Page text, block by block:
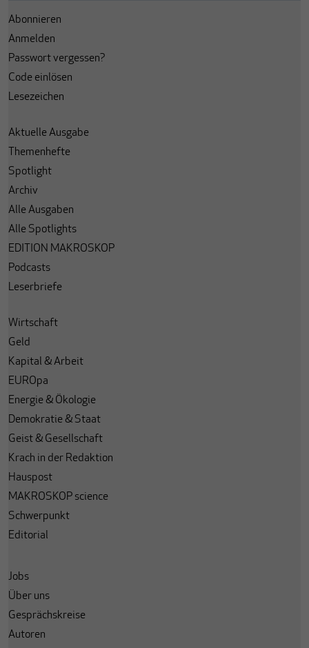
Abonnieren
Anmelden
Passwort vergessen?
Code einlösen
Lesezeichen
Aktuelle Ausgabe
Themenhefte
Spotlight
Archiv
Alle Ausgaben
Alle Spotlights
EDITION MAKROSKOP
Podcasts
Leserbriefe
Wirtschaft
Geld
Kapital & Arbeit
EUROpa
Energie & Ökologie
Demokratie & Staat
Geist & Gesellschaft
Krach in der Redaktion
Hauspost
MAKROSKOP science
Schwerpunkt
Editorial
Jobs
Über uns
Gesprächskreise
Autoren